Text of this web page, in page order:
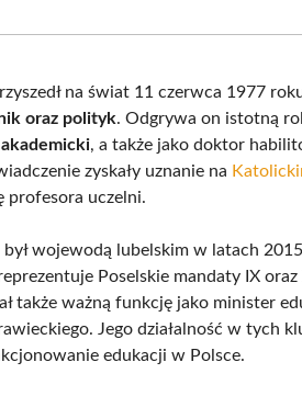
(Twitter)
na świat 11 czerwca 1977
oraz polityk. Odgrywa on istotną
, a także jako doktor
zyskały uznanie na
profesora uczelni.
wojewodą lubelskim w latach
Poselskie mandaty IX
także ważną funkcję jako minister
Jego działalność w tych
edukacji w Polsce.